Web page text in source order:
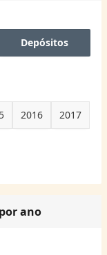
Depósitos
2016 2017
ano